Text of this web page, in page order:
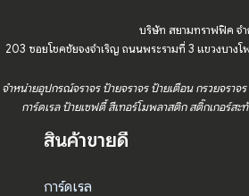
บริษัท สยามทราฟฟิค จ
203 ซอยโชคชัยจงจำเริญ ถนนพระรามที่ 3 แขวงบางโ
จำหน่ายอุปกรณ์จราจร ป้ายจราจร ป้ายเตือน กรวยจราจ
การ์ดเรล ป้ายเซฟตี้ สีเทอร์โมพลาสติก สติ๊กเกอร์ส
สินค้าขายดี
การ์ดเรล